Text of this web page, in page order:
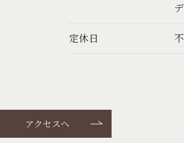
定休日
アクセスへ